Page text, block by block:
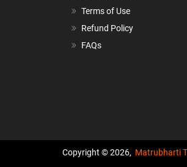
Terms of Use
Refund Policy
FAQs
Copyright © 2026, Matrubharti